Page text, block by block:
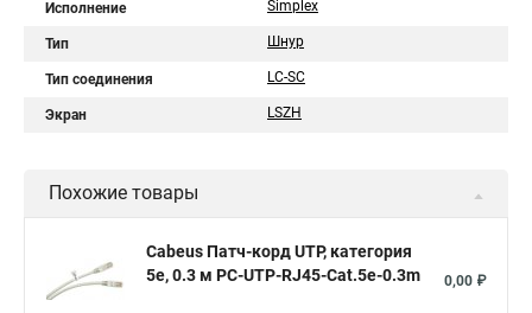
Исполнение Simplex
Тип Шнур
Тип соединения LC-SC
Экран LSZH
Похожие товары
Cabeus Патч-корд UTP, категория
5e, 0.3 м PC-UTP-RJ45-Cat.5e-0.3m
0,00 ₽